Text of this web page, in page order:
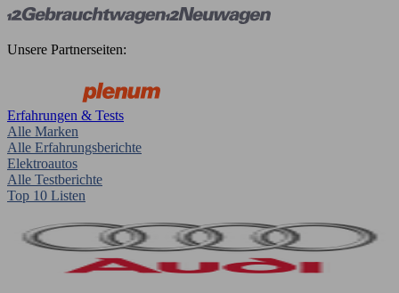
Unsere Partnerseiten:
Erfahrungen & Tests
Alle Marken
Alle Erfahrungsberichte
Elektroautos
Alle Testberichte
Top 10 Listen